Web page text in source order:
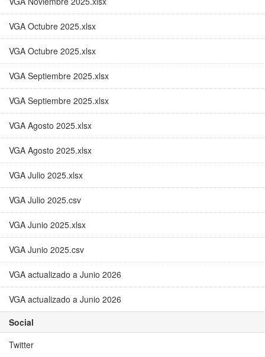
VGA Octubre 2025.xlsx
VGA Octubre 2025.xlsx
VGA Septiembre 2025.xlsx
VGA Septiembre 2025.xlsx
VGA Agosto 2025.xlsx
VGA Agosto 2025.xlsx
VGA Julio 2025.xlsx
VGA Julio 2025.csv
VGA Junio 2025.xlsx
VGA Junio 2025.csv
VGA actualizado a Junio 2026
VGA actualizado a Junio 2026
Social
Twitter